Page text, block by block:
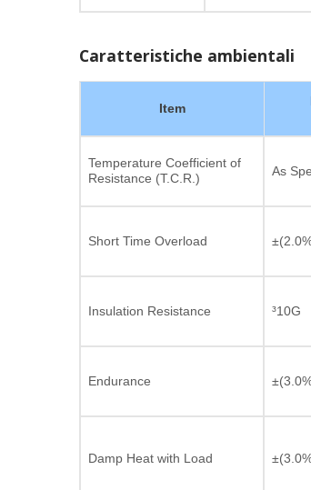
Caratteristiche ambientali
Item
Temperature Coefficient of
Resistance (T.C.R.)
As
Short Time Overload
Insulation Resistance ³10G
Endurance
Damp Heat with Load